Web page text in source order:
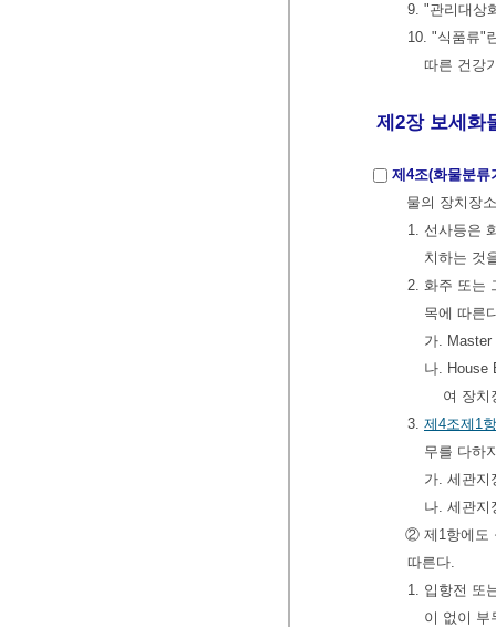
9. "관리대상
10. "식품류"
따른 건강
제2장 보세화
제4조(화물분류
물의 장치장
1. 선사등은
치하는 것
2. 화주 또는
목에 따른
가.
나. House
여 장치
3. 제4조제1
무를 다하
가. 세관
나. 세관
② 제1항에도
따른다.
1. 입항전 또
이 없이 부